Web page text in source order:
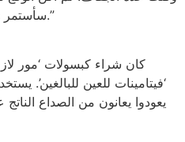
سأستمر في تناولها. إنه منتج طبيعي رائع.”
‘فيتامينات للعين للبالغين’.
يعودوا يعانون من الصداع